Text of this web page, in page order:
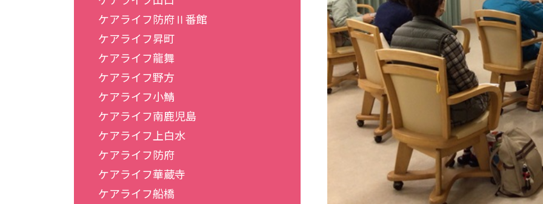
ケアライフ防府Ⅱ番館
ケアライフ昇町
ケアライフ龍舞
ケアライフ野方
ケアライフ小鯖
ケアライフ南鹿児島
ケアライフ上白水
ケアライフ防府
ケアライフ華蔵寺
ケアライフ船橋